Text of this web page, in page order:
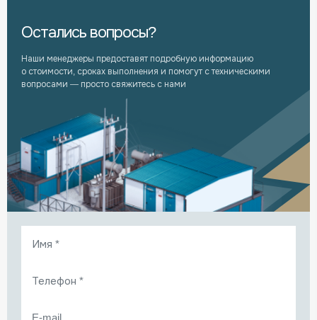
Остались вопросы?
Наши менеджеры предоставят подробную информацию
о стоимости, сроках выполнения и помогут с техническими
вопросами — просто свяжитесь с нами